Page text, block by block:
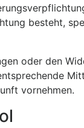
besteht,
oder den
vornehmen.